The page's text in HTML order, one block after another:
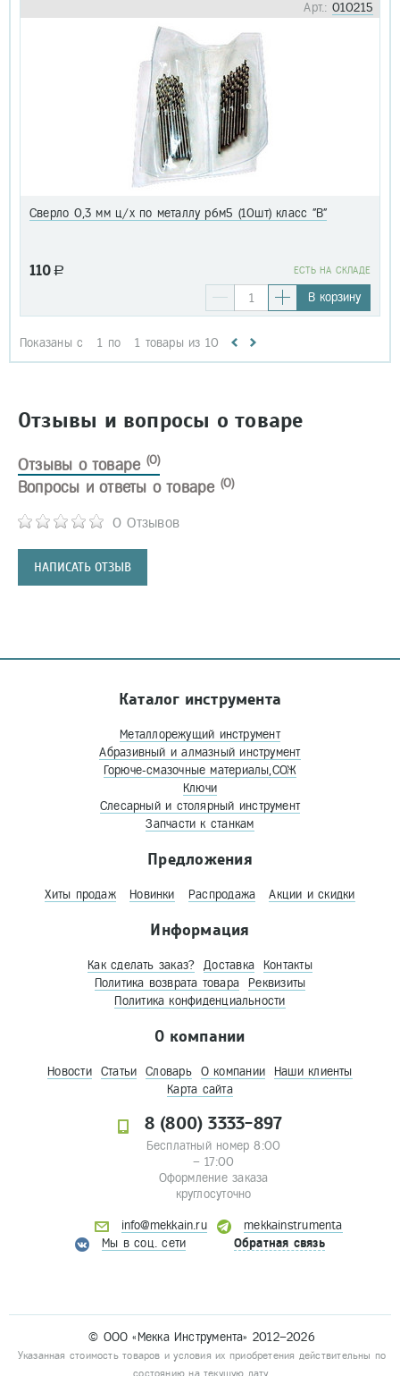
Арт.: 010215
Сверло 0,3 мм ц/х по металлу р6м5 (10шт) класс "В"
110 a EСТЬ НА СКЛАДЕ
В корзину
Показаны с 1 по 1 товары из 10
Отзывы и вопросы о товаре
Отзывы о товаре (0)
0 Отзывов
НАПИСАТЬ ОТЗЫВ
Вопросы и ответы о товаре (0)
Каталог инструмента
Металлорежущий инструмент
Абразивный и алмазный инструмент
Горюче-смазочные материалы,СОЖ
Ключи
Слесарный и столярный инструмент
Запчасти к станкам
Предложения
Хиты продаж Новинки Распродажа Акции и скидки
Информация
Как сделать заказ? Доставка
Контакты
Политика возврата товара
Реквизиты
Политика конфиденциальности
О компании
Новости Статьи Словарь О компании
Наши клиенты
Карта сайта
8 (800) 3333-897
Бесплатный номер 8:00
– 17:00
Оформление заказа
круглосуточно
info@mekkain.ru
mekkainstrumenta
Мы в соц. сети
Обратная связь
© ООО «Мекка Инструмента» 2012–2026
Указанная стоимость товаров и условия их приобретения действительны по
состоянию на текущую дату.